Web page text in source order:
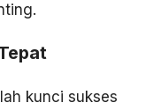
kunci sukses